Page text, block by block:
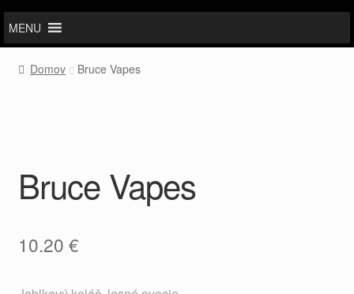
MENU
Domov Bruce Vapes
Bruce Vapes
10.20 €